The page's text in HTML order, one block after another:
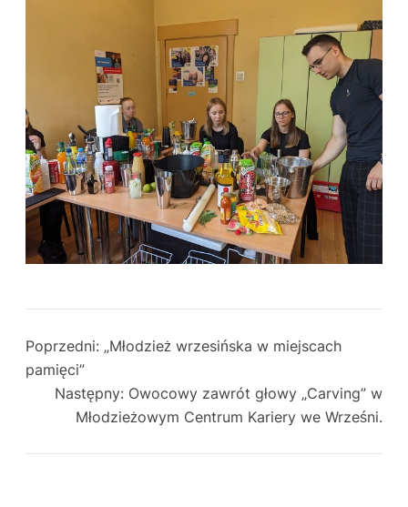
Poprzedni: „Młodzież wrzesińska w miejscach
pamięci”
Następny: Owocowy zawrót głowy „Carving” w
Młodzieżowym Centrum Kariery we Wrześni.